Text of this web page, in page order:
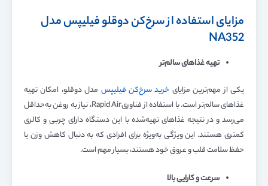
مزایای استفاده از سرخ‌کن دوقلو فیلیپس مدل
NA352
تهیه غذاهای سالم‌تر
یکی از مهم‌ترین مزایای خرید سرخ‌کن فیلیپس مدل دوقلو، امکان تهیه
غذاهای سالم‌تر است. با استفاده از فناوریRapid Air، نیاز به روغن به‌حداقل
می‌رسد و در نتیجه غذاهای تهیه‌شده با این دستگاه دارای چربی و کالری
کمتری هستند. این ویژگی به‌ویژه برای افرادی که به دنبال کاهش وزن یا
حفظ سلامت قلب و عروق خود هستند، بسیار مهم است.
سرعت و کارایی بالا